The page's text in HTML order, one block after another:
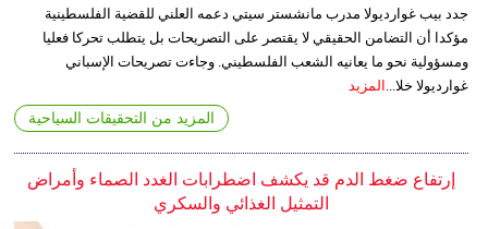
جدد بيب غوارديولا مدرب مانشستر سيتي دعمه العلني للقضية الفلسطينية
مؤكدا أن التضامن الحقيقي لا يقتصر على التصريحات بل يتطلب تحركا فعليا
ومسؤولية نحو ما يعانيه الشعب الفلسطيني. وجاءت تصريحات الإسباني
غوارديولا خلا...
المزيد
المزيد من التحقيقات السياحية
إرتفاع ضغط الدم قد يكشف اضطرابات الغدد الصماء وأمراض
التمثيل الغذائي والسكري